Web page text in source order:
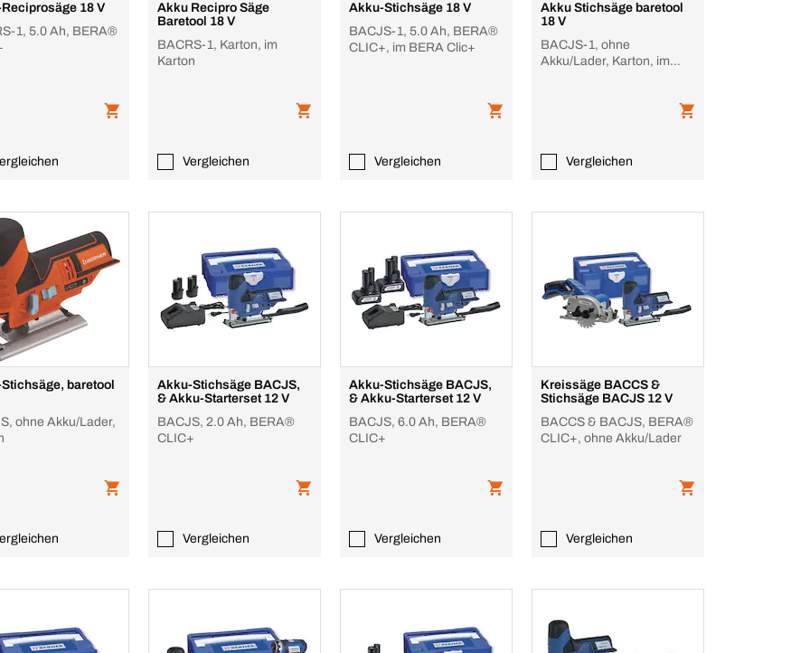
18 V
1, 5.0 Ah, BERA®
Akku Recipro Säge
Baretool 18 V
BACRS-1, Karton, im
Karton
Vergleichen
Akku-Stichsäge 18 V
BACJS-1, 5.0 Ah, BERA®
CLIC+, im BERA Clic+
Vergleichen
Akku Stichsäge baretool
18 V
BACJS-1, ohne
Akku/Lader, Karton, im
Vergleichen
baretool
ohne Akku/Lader,
Akku-Stichsäge BACJS,
& Akku-Starterset 12 V
BACJS, 2.0 Ah, BERA®
CLIC+
Vergleichen
Akku-Stichsäge BACJS,
& Akku-Starterset 12 V
BACJS, 6.0 Ah, BERA®
CLIC+
Vergleichen
Kreissäge BACCS &
Stichsäge BACJS 12 V
BACCS & BACJS, BERA®
CLIC+, ohne Akku/Lader
Vergleichen